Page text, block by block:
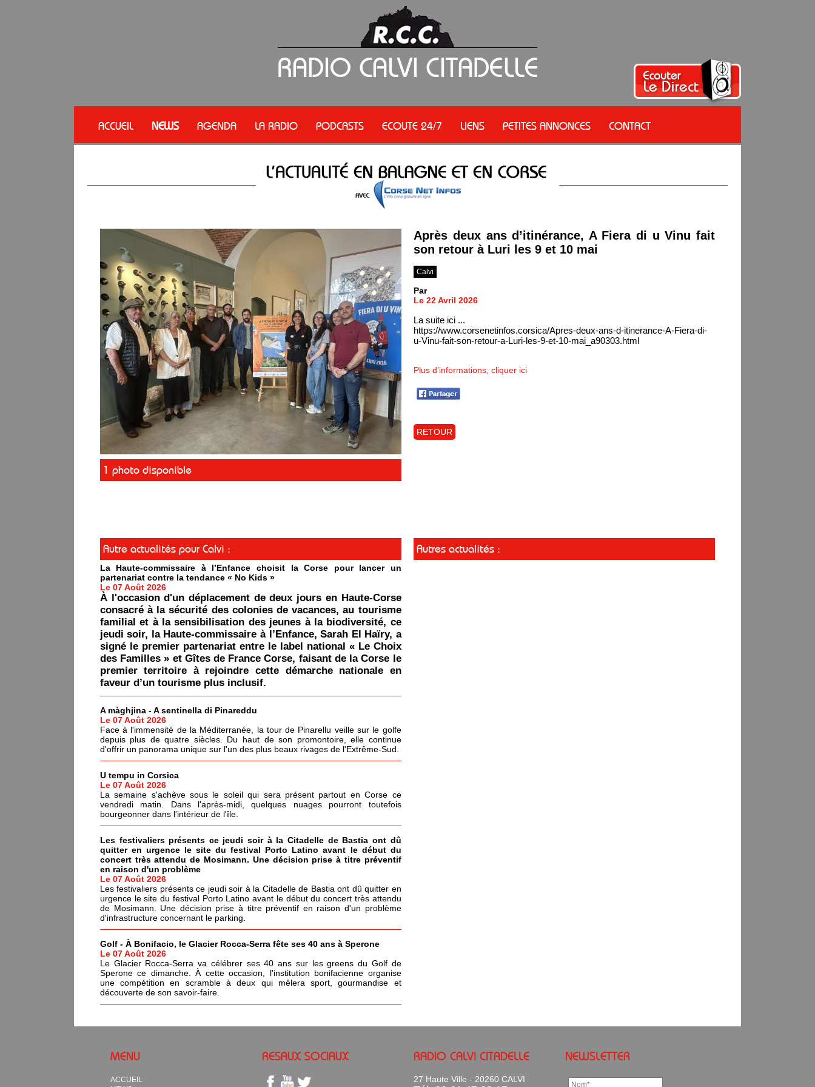
ACCUEIL NEWS AGENDA LA RADIO PODCASTS ECOUTE 24/7 LIENS PETITES ANNONCES CONTACT
1 photo disponible
Après deux ans d’itinérance, A Fiera di u Vinu fait
son retour à Luri les 9 et 10 mai
Calvi
Par
Le 22 Avril 2026
La suite ici ...
https://www.corsenetinfos.corsica/Apres-deux-ans-d-itinerance-A-Fiera-di-
u-Vinu-fait-son-retour-a-Luri-les-9-et-10-mai_a90303.html
Plus d'informations, cliquer ici
RETOUR
Autre actualités pour Calvi :
La Haute-commissaire à l’Enfance choisit la Corse pour lancer un
partenariat contre la tendance « No Kids »
Le 07 Août 2026
À l'occasion d'un déplacement de deux jours en Haute-Corse
consacré à la sécurité des colonies de vacances, au tourisme
familial et à la sensibilisation des jeunes à la biodiversité, ce
jeudi soir, la Haute-commissaire à l’Enfance, Sarah El Haïry, a
signé le premier partenariat entre le label national « Le Choix
des Familles » et Gîtes de France Corse, faisant de la Corse le
premier territoire à rejoindre cette démarche nationale en
faveur d’un tourisme plus inclusif.
A màghjina - A sentinella di Pinareddu
Le 07 Août 2026
Face à l'immensité de la Méditerranée, la tour de Pinarellu veille sur le golfe
depuis plus de quatre siècles. Du haut de son promontoire, elle continue
d'offrir un panorama unique sur l'un des plus beaux rivages de l'Extrême-Sud.
U tempu in Corsica
Le 07 Août 2026
La semaine s'achève sous le soleil qui sera présent partout en Corse ce
vendredi matin. Dans l'après-midi, quelques nuages pourront toutefois
bourgeonner dans l'intérieur de l'île.
Les festivaliers présents ce jeudi soir à la Citadelle de Bastia ont dû
quitter en urgence le site du festival Porto Latino avant le début du
concert très attendu de Mosimann. Une décision prise à titre préventif
en raison d'un problème
Le 07 Août 2026
Les festivaliers présents ce jeudi soir à la Citadelle de Bastia ont dû quitter en
urgence le site du festival Porto Latino avant le début du concert très attendu
de Mosimann. Une décision prise à titre préventif en raison d'un problème
d'infrastructure concernant le parking.
Golf - À Bonifacio, le Glacier Rocca-Serra fête ses 40 ans à Sperone
Le 07 Août 2026
Le Glacier Rocca-Serra va célébrer ses 40 ans sur les greens du Golf de
Sperone ce dimanche. À cette occasion, l'institution bonifacienne organise
une compétition en scramble à deux qui mêlera sport, gourmandise et
découverte de son savoir-faire.
Autres actualités :
MENU
ACCUEIL
RESAUX SOCIAUX RADIO CALVI CITADELLE
27 Haute Ville - 20260 CALVI
NEWSLETTER